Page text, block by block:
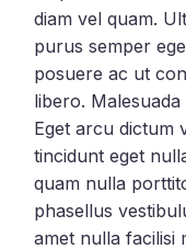
diam vel quam.
purus semper
posuere ac ut
libero.
Eget arcu dictum
tincidunt eget
quam nulla
phasellus
amet nulla facilisi